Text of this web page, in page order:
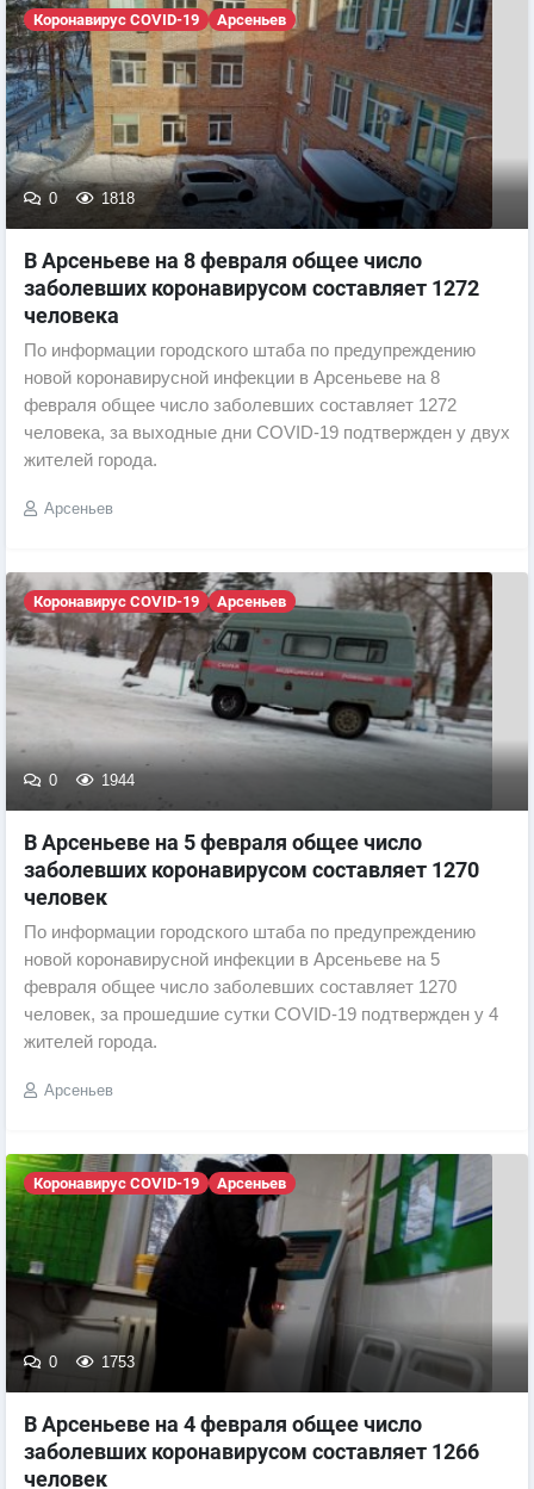
Коронавирус COVID-19 Арсеньев
0 1818
В Арсеньеве на 8 февраля общее число
заболевших коронавирусом составляет 1272
человека
По информации городского штаба по предупреждению
новой коронавирусной инфекции в Арсеньеве на 8
февраля общее число заболевших составляет 1272
человека, за выходные дни COVID-19 подтвержден у двух
жителей города.
Арсеньев
Коронавирус COVID-19 Арсеньев
0 1944
В Арсеньеве на 5 февраля общее число
заболевших коронавирусом составляет 1270
человек
По информации городского штаба по предупреждению
новой коронавирусной инфекции в Арсеньеве на 5
февраля общее число заболевших составляет 1270
человек, за прошедшие сутки COVID-19 подтвержден у 4
жителей города.
Арсеньев
Коронавирус COVID-19 Арсеньев
0 1753
В Арсеньеве на 4 февраля общее число
заболевших коронавирусом составляет 1266
человек